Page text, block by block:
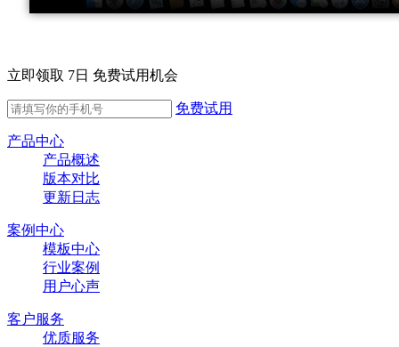
立即领取 7日 免费试用机会
免费试用
产品中心
产品概述
版本对比
更新日志
案例中心
模板中心
行业案例
用户心声
客户服务
优质服务